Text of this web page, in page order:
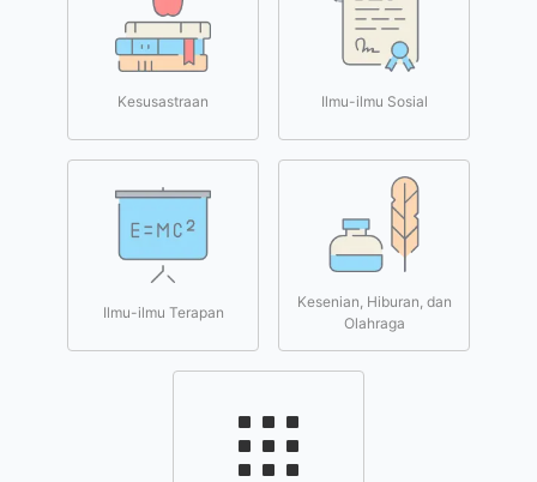
Kesusastraan Ilmu-ilmu Sosial
Ilmu-ilmu Terapan
Kesenian, Hiburan, dan
Olahraga